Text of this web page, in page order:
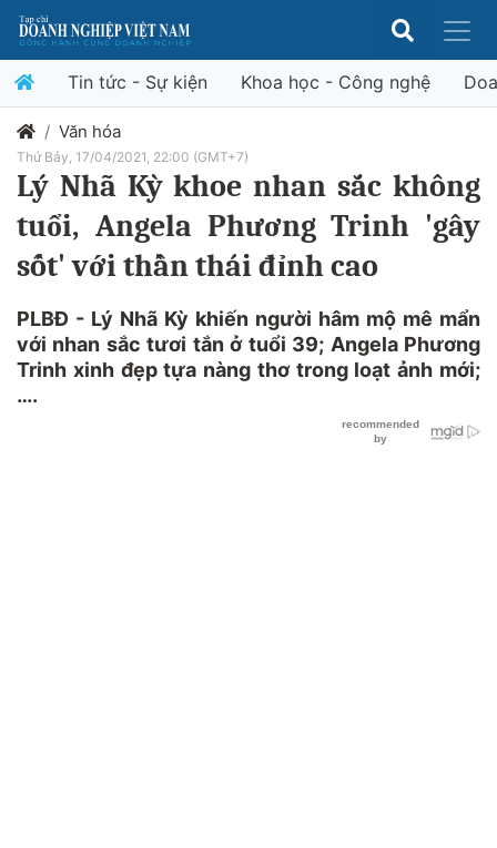
Tin tức - Sự kiện Khoa học - Công nghệ
Văn hóa
Thứ Bảy, 17/04/2021, 22:00 (GMT+7)
Lý Nhã Kỳ khoe nhan sắc không
tuổi, Angela Phương Trinh 'gây
sốt' với thần thái đỉnh cao
PLBĐ - Lý Nhã Kỳ khiến người hâm mộ mê mẩn
với nhan sắc tươi tắn ở tuổi 39; Angela Phương
Trinh xinh đẹp tựa nàng thơ trong loạt ảnh mới;
….